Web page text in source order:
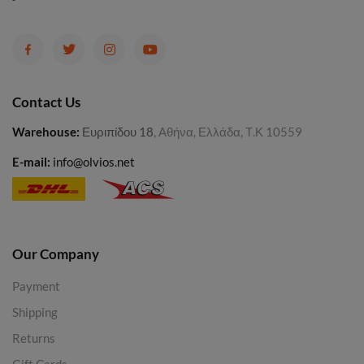
Contact Us
Warehouse: Ευριπίδου 18, Αθήνα, Ελλάδα, Τ.Κ 10559
E-mail: info@olvios.net
Our Company
Payment
Shipping
Returns